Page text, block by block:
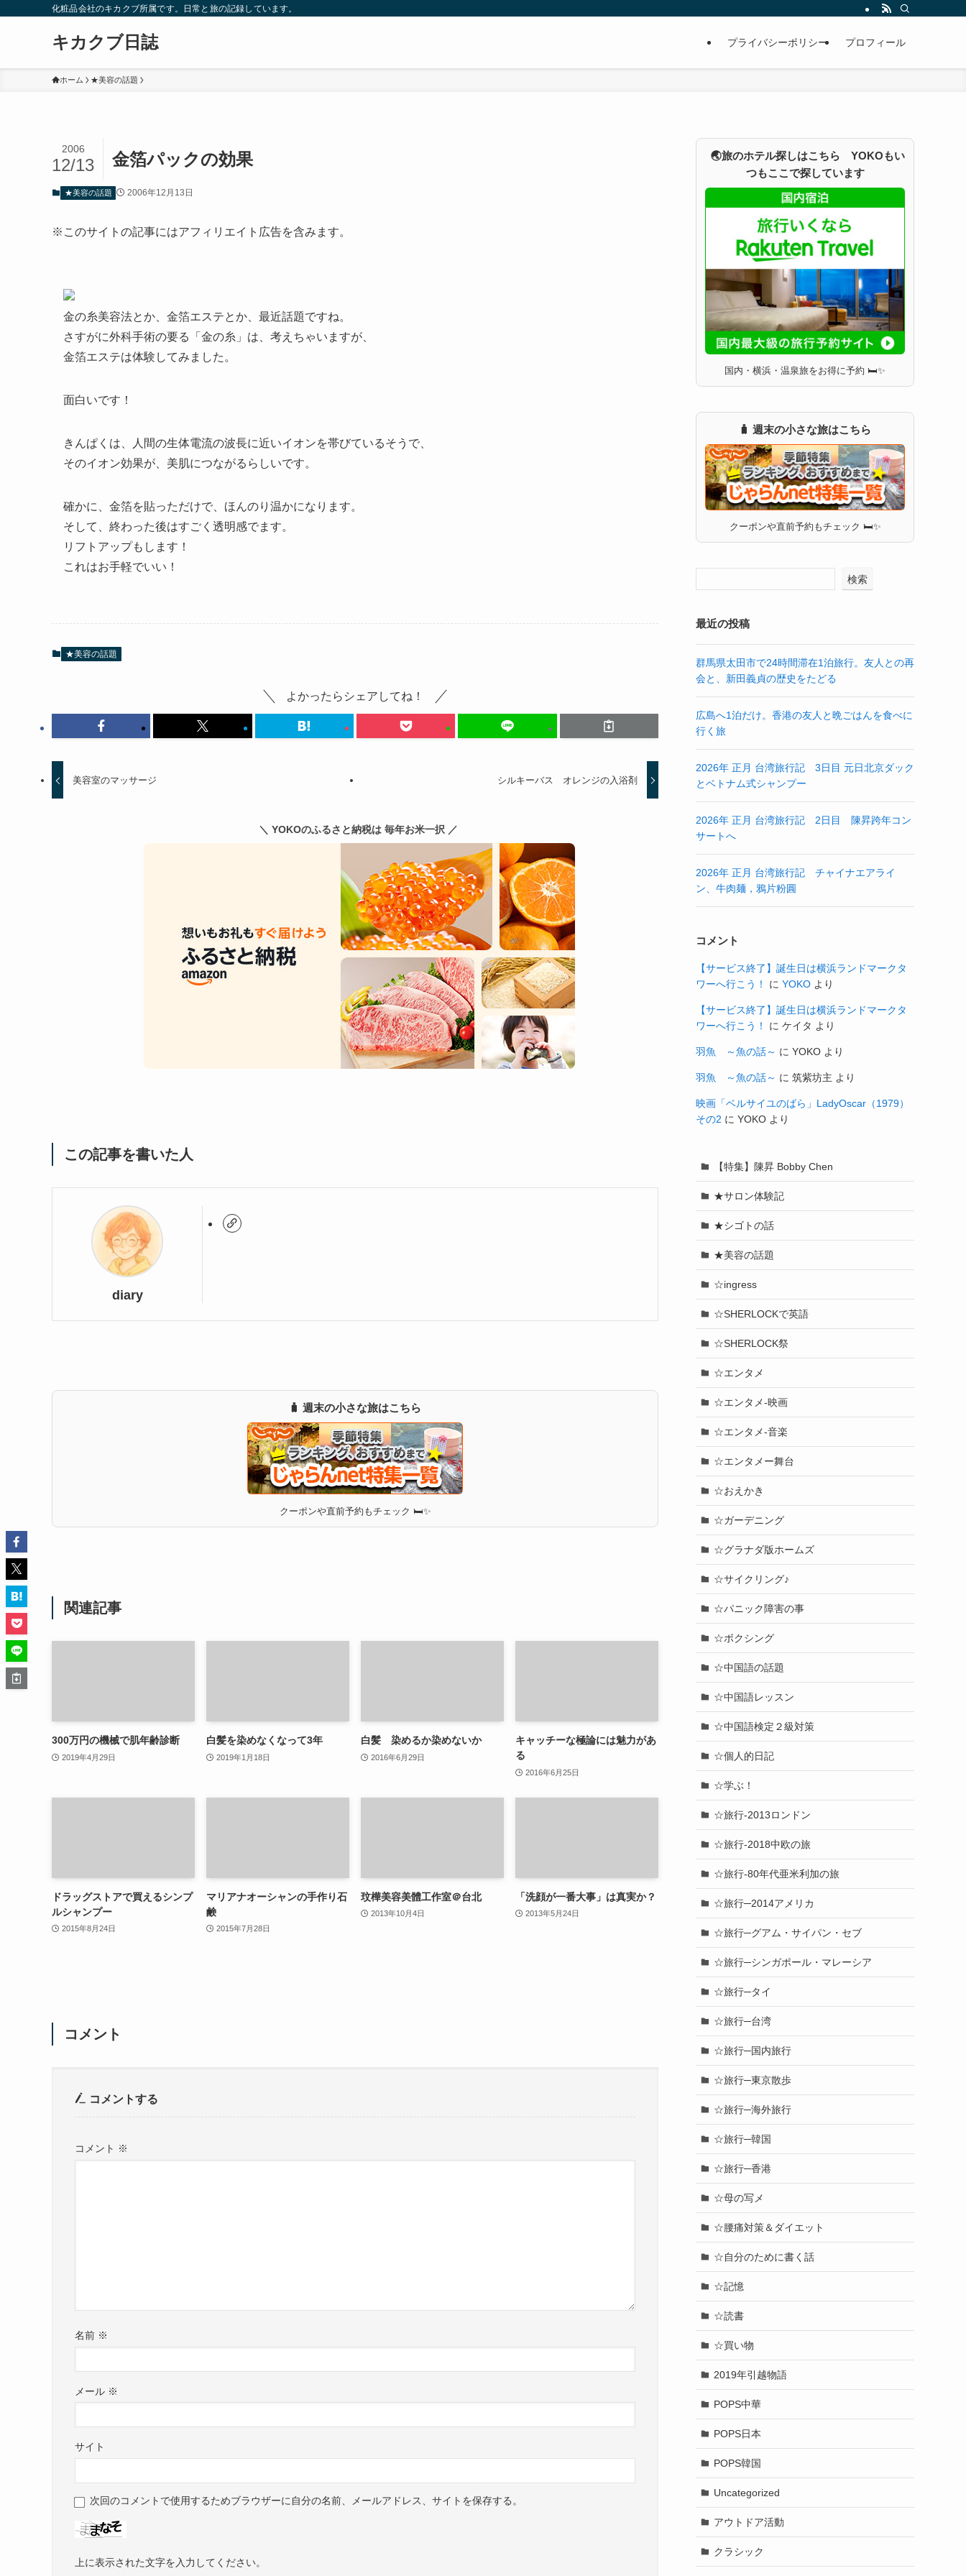
化粧品会社のキカクブ所属です。日常と旅の記録しています。
キカクブ日誌 プライバシーポリシー プロフィール
ホーム ★美容の話題
金箔パックの効果
2006
12/13
★美容の話題 2006年12月13日
※このサイトの記事にはアフィリエイト広告を含みます。
金の糸美容法とか、金箔エステとか、最近話題ですね。
さすがに外科手術の要る「金の糸」は、考えちゃいますが、
金箔エステは体験してみました。
面白いです！
きんぱくは、人間の生体電流の波長に近いイオンを帯びているそうで、
そのイオン効果が、美肌につながるらしいです。
確かに、金箔を貼っただけで、ほんのり温かになります。
そして、終わった後はすごく透明感でます。
リフトアップもします！
これはお手軽でいい！
★美容の話題
よかったらシェアしてね！
美容室のマッサージ シルキーバス オレンジの入浴剤
＼ YOKOのふるさと納税は 毎年お米一択 ／
この記事を書いた人
diary
🧳 週末の小さな旅はこちら
クーポンや直前予約もチェック 🛏✨
関連記事
300万円の機械で肌年齢診断
2019年4月29日
白髪を染めなくなって3年
2019年1月18日
白髪 染めるか染めないか
2016年6月29日
キャッチーな極論には魅力があ
る
2016年6月25日
ドラッグストアで買えるシンプ
ルシャンプー
2015年8月24日
マリアナオーシャンの手作り石
鹸
2015年7月28日
玟樺美容美體工作室＠台北
2013年10月4日
「洗顔が一番大事」は真実か？
2013年5月24日
コメント
コメントする
コメント ※
名前 ※
メール ※
サイト
次回のコメントで使用するためブラウザーに自分の名前、メールアドレス、サイトを保存する。
上に表示された文字を入力してください。
🌏旅のホテル探しはこちら YOKOもい
つもここで探しています
国内・横浜・温泉旅をお得に予約 🛏✨
🧳 週末の小さな旅はこちら
クーポンや直前予約もチェック 🛏✨
検索
最近の投稿
群馬県太田市で24時間滞在1泊旅行。友人との再
会と、新田義貞の歴史をたどる
広島へ1泊だけ。香港の友人と晩ごはんを食べに
行く旅
2026年 正月 台湾旅行記 3日目 元日北京ダック
とベトナム式シャンプー
2026年 正月 台湾旅行記 2日目 陳昇跨年コン
サートへ
2026年 正月 台湾旅行記 チャイナエアライ
ン、牛肉麺，鴉片粉圓
コメント
【サービス終了】誕生日は横浜ランドマークタ
ワーへ行こう！
に YOKO より
【サービス終了】誕生日は横浜ランドマークタ
ワーへ行こう！
に ケイタ より
羽魚 ～魚の話～ に YOKO より
羽魚 ～魚の話～ に 筑紫坊主 より
映画「ベルサイユのばら」LadyOscar（1979）
その2 に YOKO より
【特集】陳昇 Bobby Chen
★サロン体験記
★シゴトの話
★美容の話題
☆ingress
☆SHERLOCKで英語
☆SHERLOCK祭
☆エンタメ
☆エンタメ-映画
☆エンタメ-音楽
☆エンタメー舞台
☆おえかき
☆ガーデニング
☆グラナダ版ホームズ
☆サイクリング♪
☆パニック障害の事
☆ボクシング
☆中国語の話題
☆中国語レッスン
☆中国語検定２級対策
☆個人的日記
☆学ぶ！
☆旅行-2013ロンドン
☆旅行-2018中欧の旅
☆旅行-80年代亜米利加の旅
☆旅行─2014アメリカ
☆旅行─グアム・サイパン・セブ
☆旅行─シンガポール・マレーシア
☆旅行─タイ
☆旅行─台湾
☆旅行─国内旅行
☆旅行─東京散歩
☆旅行─海外旅行
☆旅行─韓国
☆旅行─香港
☆母の写メ
☆腰痛対策＆ダイエット
☆自分のために書く話
☆記憶
☆読書
☆買い物
2019年引越物語
POPS中華
POPS日本
POPS韓国
Uncategorized
アウトドア活動
クラシック